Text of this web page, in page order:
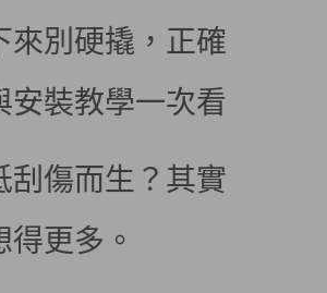
來別硬撬，正確
安裝教學一次看
刮傷而生？其實
得更多。